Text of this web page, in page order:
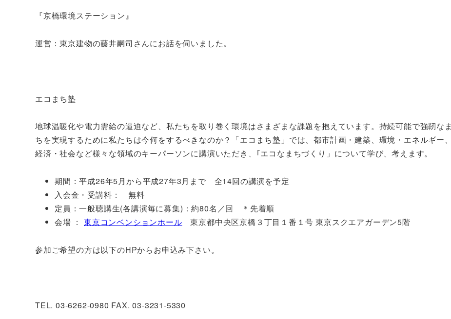
『京橋環境ステーション』
運営：東京建物の藤井嗣司さんにお話を伺いました。
エコまち塾
地球温暖化や電力需給の逼迫など、私たちを取り巻く環境はさまざまな課題を抱えています。持続可能で強靭なま
ちを実現するために私たちは今何をするべきなのか？「エコまち塾」では、都市計画・建築、環境・エネルギー、
経済・社会など様々な領域のキーパーソンに講演いただき、｢エコなまちづくり」について学び、考えます。
期間：平成26年5月から平成27年3月まで 全14回の講演を予定
入会金・受講料： 無料
定員：一般聴講生(各講演毎に募集)：約80名／回 ＊先着順
会場 ： 東京コンベンションホール 東京都中央区京橋３丁目１番１号 東京スクエアガーデン5階
参加ご希望の方は以下のHPからお申込み下さい。
TEL. 03-6262-0980 FAX. 03-3231-5330